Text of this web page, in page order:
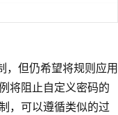
，但仍希望将规则应用
将阻止自定义密码的
，可以遵循类似的过